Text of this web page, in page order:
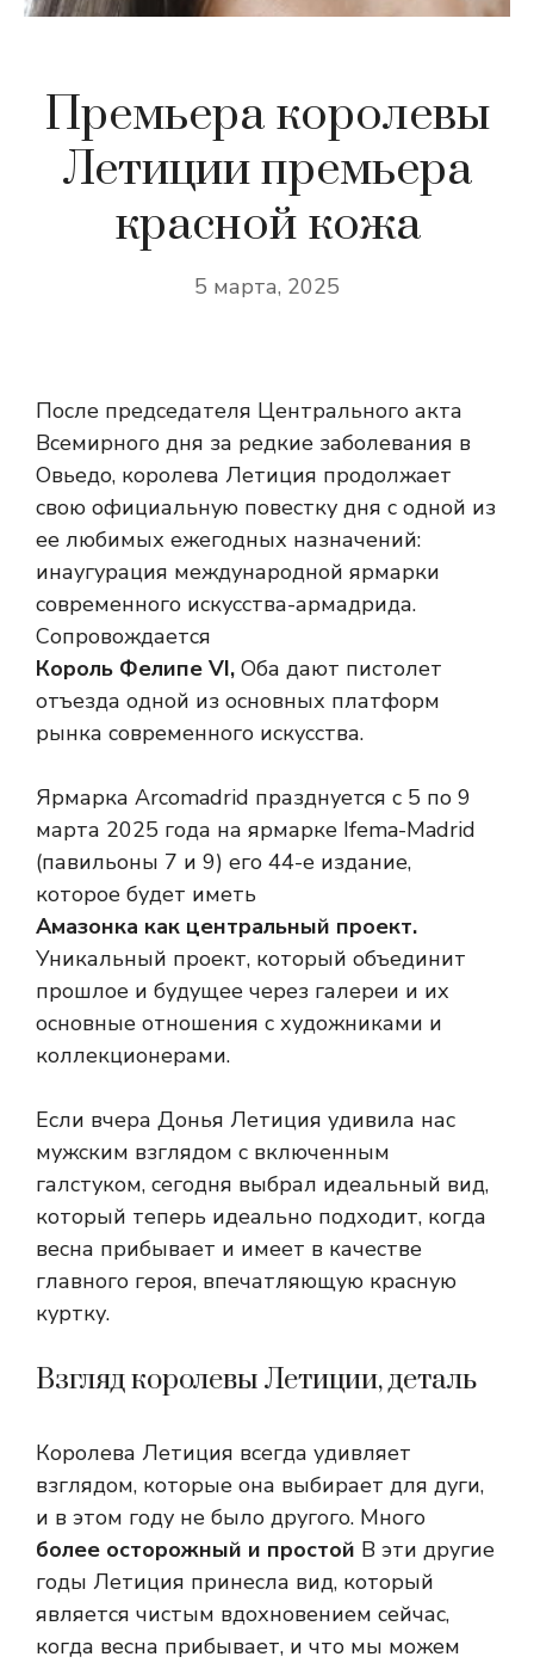
Премьера королевы
Летиции премьера
красной кожа
5 марта, 2025
После председателя Центрального акта
Всемирного дня за редкие заболевания в
Овьедо, королева Летиция продолжает
свою официальную повестку дня с одной из
ее любимых ежегодных назначений:
инаугурация международной ярмарки
современного искусства-армадрида.
Сопровождается
Король Фелипе VI, Оба дают пистолет
отъезда одной из основных платформ
рынка современного искусства.
Ярмарка Arcomadrid празднуется с 5 по 9
марта 2025 года на ярмарке Ifema-Madrid
(павильоны 7 и 9) его 44-е издание,
которое будет иметь
Амазонка как центральный проект.
Уникальный проект, который объединит
прошлое и будущее через галереи и их
основные отношения с художниками и
коллекционерами.
Если вчера Донья Летиция удивила нас
мужским взглядом с включенным
галстуком, сегодня выбрал идеальный вид,
который теперь идеально подходит, когда
весна прибывает и имеет в качестве
главного героя, впечатляющую красную
куртку.
Взгляд королевы Летиции, деталь
Королева Летиция всегда удивляет
взглядом, которые она выбирает для дуги,
и в этом году не было другого. Много
более осторожный и простой В эти другие
годы Летиция принесла вид, который
является чистым вдохновением сейчас,
когда весна прибывает, и что мы можем